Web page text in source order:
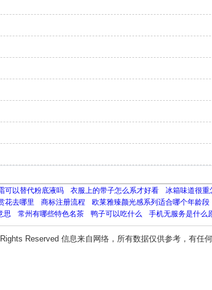
可以替代粉底液吗 衣服上的带子怎么系才好看 冰箱味道很重
花去哪里 商标注册流程 欧莱雅臻颜光感系列适合哪个年龄段
思 常州有哪些特色名茶 鸭子可以吃什么 手机无服务是什么
Reserved 信息来自网络，所有数据仅供参考，有任